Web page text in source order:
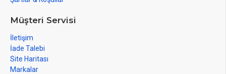
Müşteri Servisi
İletişim
İade Talebi
Site Haritası
Markalar